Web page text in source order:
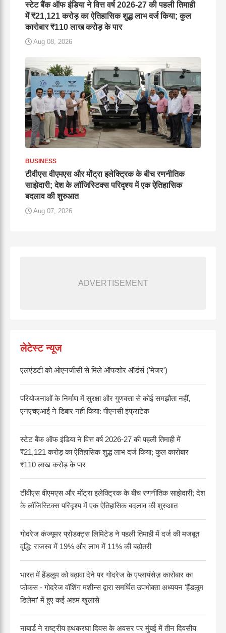
स्टेट बैंक ऑफ इंडिया ने वित्त वर्ष 2026-27 की पहली तिमाही
में ₹21,121 करोड़ का ऐतिहासिक शुद्ध लाभ दर्ज किया; कुल
कारोबार ₹110 लाख करोड़ के पार
Aug 08, 2026
BUSINESS
टीवीएस वीएमएस और मोंट्रा इलेक्ट्रिक के बीच रणनीतिक
साझेदारी; देश के लॉजिस्टिक्स परिदृश्य में एक ऐतिहासिक
बदलाव की शुरुआत
Aug 07, 2026
ADVERTISEMENT
लेटेस्ट न्यूज
एलएंडटी को ओएनजीसी से मिले ऑफशोर ऑर्डर्स ('मेजर')
परियोजनाओं के निर्माण में सुरक्षा और गुणवत्ता से कोई समझौता नहीं,
एनएचएआई ने डिबार नहीं किया: पीएनसी इंफ्राटेक
स्टेट बैंक ऑफ इंडिया ने वित्त वर्ष 2026-27 की पहली तिमाही में
₹21,121 करोड़ का ऐतिहासिक शुद्ध लाभ दर्ज किया; कुल कारोबार
₹110 लाख करोड़ के पार
टीवीएस वीएमएस और मोंट्रा इलेक्ट्रिक के बीच रणनीतिक साझेदारी; देश
के लॉजिस्टिक्स परिदृश्य में एक ऐतिहासिक बदलाव की शुरुआत
गोदरेज कंज्यूमर प्रोडक्ट्स लिमिटेड ने पहली तिमाही में दर्ज की मजबूत
वृद्धि; राजस्व में 19% और लाभ में 11% की बढ़ोतरी
भारत में हैंडलूम को बढ़ावा देने पर गोदरेज के एप्लायंसेज़ कारोबार का
फोकस - गोदरेज वॉशिंग मशीन्स द्वारा समर्थित उपभोक्ता अध्ययन 'हैंडलूम
डिलेमा' में हुए कई अहम खुलासे
नाबार्ड ने राष्ट्रीय हथकरघा दिवस के अवसर पर मुंबई में तीन दिवसीय